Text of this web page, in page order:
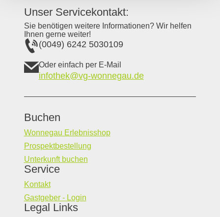
Unser Servicekontakt:
Sie benötigen weitere Informationen? Wir helfen
Ihnen gerne weiter!
(0049) 6242 5030109
Oder einfach per E-Mail
infothek@vg-wonnegau.de
Buchen
Wonnegau Erlebnisshop
Prospektbestellung
Unterkunft buchen
Service
Kontakt
Gastgeber - Login
Legal Links